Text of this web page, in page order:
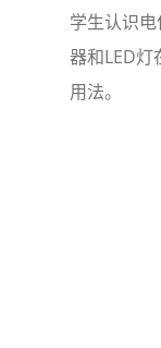
学生认识
器和LED灯
用法。